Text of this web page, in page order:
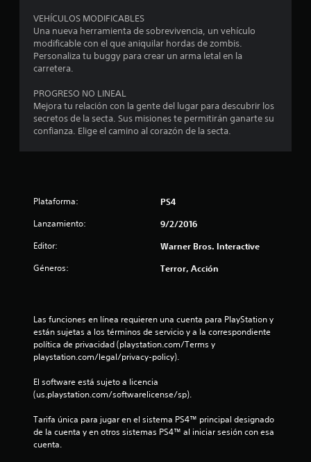
l
1
c
i
a
VEHÍCULOS MODIFICABLES
Una nueva herramienta de sobrevivencia, un vehículo
modificable con el que aniquilar hordas de zombis.
Personaliza tu buggy para crear un arma letal en la
carretera.
PROGRESO NO LINEAL
Mejora tu relación con la gente del lugar para descubrir los
secretos de la secta. Sus misiones te permitirán ganarte su
confianza. Elige el camino al corazón de la secta.
Plataforma: PS4
Lanzamiento: 9/2/2016
Editor: Warner Bros. Interactive
Géneros: Terror, Acción
Las funciones en línea requieren una cuenta para PlayStation y
están sujetas a los términos de servicio y a la correspondiente
política de privacidad (playstation.com/Terms y
playstation.com/legal/privacy-policy).
El software está sujeto a licencia
(us.playstation.com/softwarelicense/sp).
Tarifa única para jugar en el sistema PS4™ principal designado
de la cuenta y en otros sistemas PS4™ al iniciar sesión con esa
cuenta.